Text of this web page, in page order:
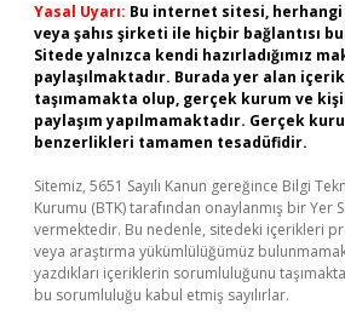
Yasal Uyarı: Bu internet sitesi,
veya şahıs şirketi ile hiçbir bağlantısı
Sitede yalnızca kendi hazırladığımız
paylaşılmaktadır. Burada yer alan
taşımamakta olup, gerçek kurum ve
paylaşım yapılmamaktadır. Gerçek
benzerlikleri tamamen tesadüfidir.
Sitemiz, 5651 Sayılı Kanun gereğince Bilgi
Kurumu (BTK) tarafından onaylanmış bir Yer
vermektedir. Bu nedenle, sitedeki içerikleri
veya araştırma yükümlülüğümüz
yazdıkları içeriklerin sorumluluğunu
bu sorumluluğu kabul etmiş sayılırlar.